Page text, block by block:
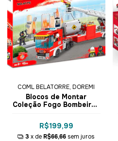
COML BELATORRE, DOREMI
Blocos de Montar
Coleção Fogo Bombeiros
Dorémi
R$199,99
3 x de R$66,66 sem juros